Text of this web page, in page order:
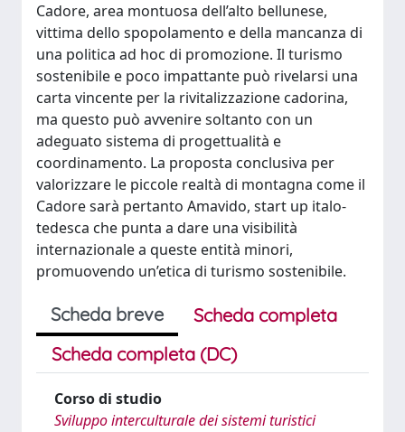
Cadore, area montuosa dell’alto bellunese,
vittima dello spopolamento e della mancanza di
una politica ad hoc di promozione. Il turismo
sostenibile e poco impattante può rivelarsi una
carta vincente per la rivitalizzazione cadorina,
ma questo può avvenire soltanto con un
adeguato sistema di progettualità e
coordinamento. La proposta conclusiva per
valorizzare le piccole realtà di montagna come il
Cadore sarà pertanto Amavido, start up italo-
tedesca che punta a dare una visibilità
internazionale a queste entità minori,
promuovendo un’etica di turismo sostenibile.
Scheda breve
Scheda completa
Scheda completa (DC)
Corso di studio
Sviluppo interculturale dei sistemi turistici